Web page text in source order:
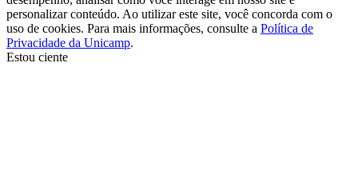
personalizar conteúdo. Ao utilizar este site, você concorda com o
uso de cookies. Para mais informações, consulte a Política de
Privacidade da Unicamp.
Estou ciente